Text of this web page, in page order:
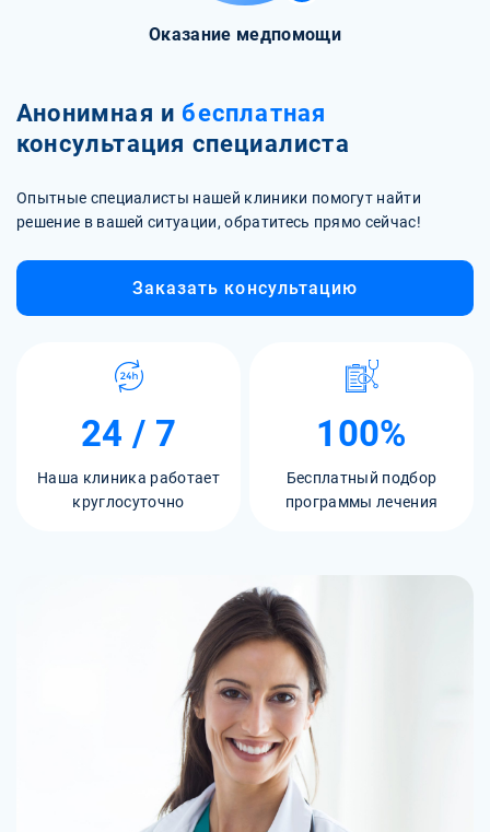
Оказание медпомощи
Анонимная и бесплатная
консультация специалиста
Опытные специалисты нашей клиники помогут найти
решение в вашей ситуации, обратитесь прямо сейчас!
Заказать консультацию
24 / 7
Наша клиника работает
круглосуточно
100%
Бесплатный подбор
программы лечения